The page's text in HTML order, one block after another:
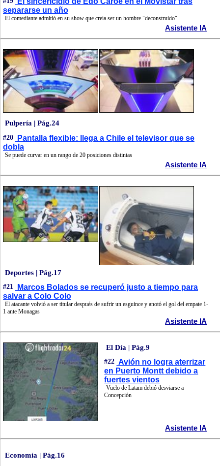
separarse un año
El comediante admitió en su show que creía ser un hombre "deconstruido"
Asistente IA
Pulpería | Pág.24
#20
Pantalla flexible: llega a Chile el televisor que se
dobla
Se puede curvar en un rango de 20 posiciones distintas
Asistente IA
Deportes | Pág.17
#21
Marcos Bolados se recuperó justo a tiempo para
salvar a Colo Colo
El atacante volvió a ser titular después de sufrir un esguince y anotó el gol del empate 1-
1 ante Monagas
Asistente IA
El Día | Pág.9
#22 Avión no logra aterrizar
en Puerto Montt debido a
fuertes vientos
Vuelo de Latam debió desviarse a
Concepción
Asistente IA
Economía | Pág.16